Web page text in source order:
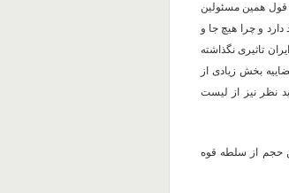
قول همین مسئولین
و چرا هیچ جا و
تاثیری نگذاشته
بخش زیادی از
نظر نیز از لیست
حجم از سلطه قوه